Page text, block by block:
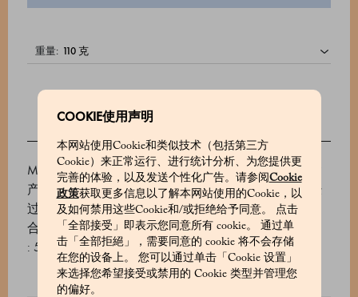
COOKIE使用声明
本网站使用Cookie和类似技术（包括第三方
Cookie）来正常运行、进行统计分析、为您提供更
完善的体验，以及发送个性化广告。请参阅Cookie
政策获取更多信息以了解本网站使用的Cookie，以
及如何禁用这些Cookie和/或拒绝给予同意。 点击
「全部接受」即表示您同意所有 cookie。 通过单
击「全部拒絕」，需要同意的 cookie 将不会存储
在您的设备上。 您可以通过单击「Cookie 设置」
来选择您希望接受或禁用的 Cookie 类型并管理您
的偏好。
重量:
Marchesi 1824声名远播的Gianduiotti巧克力原料中包含
产自皮埃蒙特朗格地区的优质I.G.P.榛子，这些榛子经
过精心烘烤，压碎，然后与优质的厄瓜多尔可可混
合。本款为黑巧克力口味。
: 510621017_V